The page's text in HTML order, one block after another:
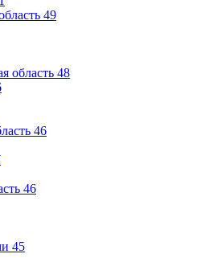
49
область 48
46
46
45